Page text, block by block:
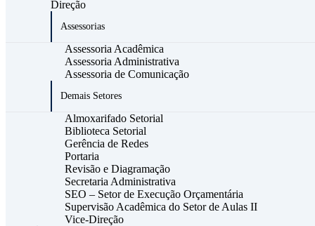
Direção
Assessorias
Assessoria Acadêmica
Assessoria Administrativa
Assessoria de Comunicação
Demais Setores
Almoxarifado Setorial
Biblioteca Setorial
Gerência de Redes
Portaria
Revisão e Diagramação
Secretaria Administrativa
SEO – Setor de Execução Orçamentária
Supervisão Acadêmica do Setor de Aulas II
Vice-Direção